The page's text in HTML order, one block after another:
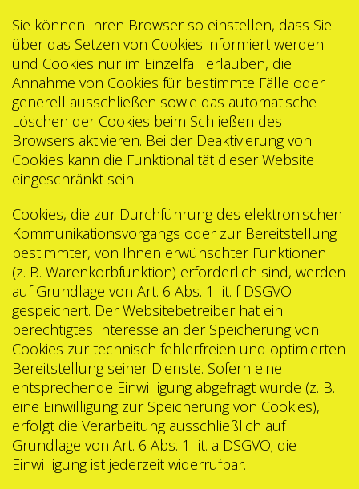
Sie können Ihren Browser so einstellen, dass Sie
über das Setzen von Cookies informiert werden
und Cookies nur im Einzelfall erlauben, die
Annahme von Cookies für bestimmte Fälle oder
generell ausschließen sowie das automatische
Löschen der Cookies beim Schließen des
Browsers aktivieren. Bei der Deaktivierung von
Cookies kann die Funktionalität dieser Website
eingeschränkt sein.
Cookies, die zur Durchführung des elektronischen
Kommunikationsvorgangs oder zur Bereitstellung
bestimmter, von Ihnen erwünschter Funktionen
(z. B. Warenkorbfunktion) erforderlich sind, werden
auf Grundlage von Art. 6 Abs. 1 lit. f DSGVO
gespeichert. Der Websitebetreiber hat ein
berechtigtes Interesse an der Speicherung von
Cookies zur technisch fehlerfreien und optimierten
Bereitstellung seiner Dienste. Sofern eine
entsprechende Einwilligung abgefragt wurde (z. B.
eine Einwilligung zur Speicherung von Cookies),
erfolgt die Verarbeitung ausschließlich auf
Grundlage von Art. 6 Abs. 1 lit. a DSGVO; die
Einwilligung ist jederzeit widerrufbar.